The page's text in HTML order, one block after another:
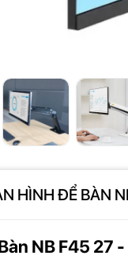
HÌNH ĐỂ BÀN
NB F45 27